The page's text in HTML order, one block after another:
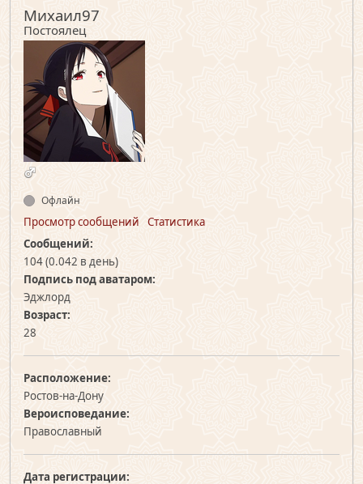
Михаил97
Постоялец
Офлайн
Просмотр сообщений
Статистика
Сообщений:
104 (0.042 в день)
Подпись под аватаром:
Эджлорд
Возраст:
28
Расположение:
Ростов-на-Дону
Вероисповедание:
Православный
Дата регистрации: